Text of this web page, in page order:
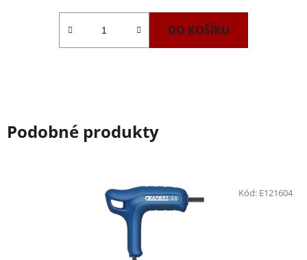
DO KOŠÍKU
Podobné produkty
Kód: E121604